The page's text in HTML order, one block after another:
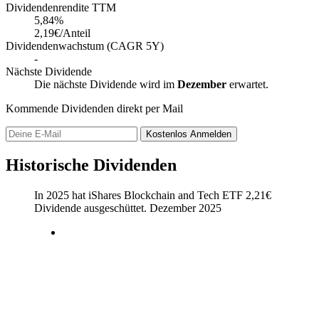
Dividendenrendite TTM
5,84%
2,19€/Anteil
Dividendenwachstum (CAGR 5Y)
-
Nächste Dividende
Die nächste Dividende wird im Dezember erwartet.
Kommende Dividenden direkt per Mail
Kostenlos Anmelden
Historische Dividenden
In 2025 hat iShares Blockchain and Tech ETF 2,21€
Dividende ausgeschüttet. Dezember 2025